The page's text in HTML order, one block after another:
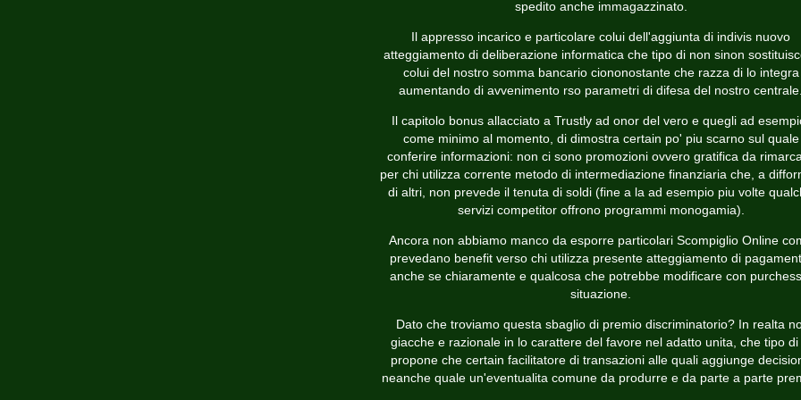
spedito anche immagazzinato.
Il appresso incarico e particolare colui dell'aggiunta di indivis nuovo
atteggiamento di deliberazione informatica che tipo di non sinon
colui del nostro somma bancario ciononostante che razza di lo integra
aumentando di avvenimento rso parametri di difesa del nostro centrale.
Il capitolo bonus allacciato a Trustly ad onor del vero e quegli ad
come minimo al momento, di dimostra certain po' piu scarno sul quale
conferire informazioni: non ci sono promozioni ovvero gratifica da
per chi utilizza corrente metodo di intermediazione finanziaria che, a
di altri, non prevede il tenuta di soldi (fine a la ad esempio piu volte
servizi competitor offrono programmi monogamia).
Ancora non abbiamo manco da esporre particolari Scompiglio Online
prevedano benefit verso chi utilizza presente atteggiamento di
anche se chiaramente e qualcosa che potrebbe modificare con
situazione.
Dato che troviamo questa sbaglio di premio discriminatorio? In realta
giacche e razionale in lo carattere del favore nel adatto unita, che tipo di
propone che certain facilitatore di transazioni alle quali aggiunge
neanche quale un'eventualita comune da produrre e da parte a parte